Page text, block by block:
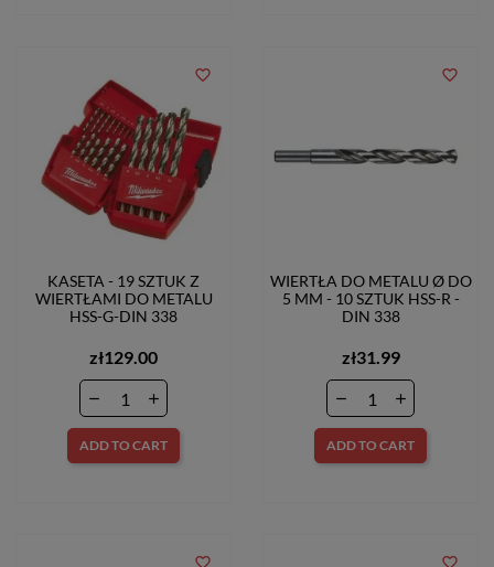
KASETA - 19 SZTUK Z
WIERTŁAMI DO METALU
HSS-G-DIN 338
zł129.00
ADD TO CART
favorite_border
WIERTŁA DO METALU Ø DO
5 MM - 10 SZTUK HSS-R -
DIN 338
zł31.99
ADD TO CART
favorite_border
favorite_border favorite_border